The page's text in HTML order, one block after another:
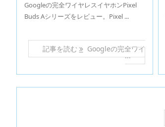
Googleの完全ワイヤレスイヤホンPixel
Buds Aシリーズをレビュー。Pixel ...
記事を読む Googleの完全ワイ
...